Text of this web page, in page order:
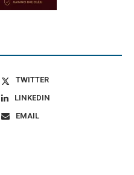
TWITTER
LINKEDIN
EMAIL